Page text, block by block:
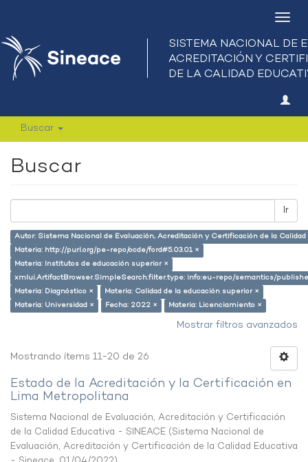
Buscar
Buscar
Ir
Autor: Sistema Nacional de Evaluación, Acreditación y Certificación de la
Materia: http://purl.org/pe-repo/ocde/ford#5.03.01 ×
Materia: Institutos de educación superior ×
xmlui.ArtifactBrowser.SimpleSearch.filter.type: info:eu-repo/semantics/
Materia: Diagnóstico ×
Materia: Calidad de la educación superior ×
Materia: Universidad ×
Fecha: 2022 × Materia: Licenciamiento ×
Mostrar filtros avanzados
Mostrando ítems 11-20 de 26
Estado de la Acreditación y la Certificación en
Lima Metropolitana
Sistema Nacional de Evaluación, Acreditación y Certificación
de la Calidad Educativa - SINEACE (Sistema Nacional de
Evaluación, Acreditación y Certificación de la Calidad Educativa